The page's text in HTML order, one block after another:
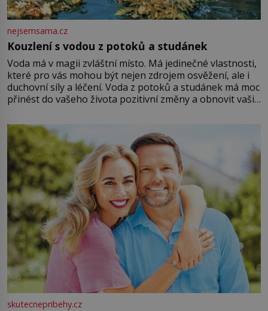
nejsemsama.cz
Kouzlení s vodou z potoků a studánek
Voda má v magii zvláštní místo. Má jedinečné vlastnosti,
které pro vás mohou být nejen zdrojem osvěžení, ale i
duchovní síly a léčení. Voda z potoků a studánek má moc
přinést do vašeho života pozitivní změny a obnovit vaši
můžete obohatit své rituály a přinést do svého života
větší harmonii a klid. Je důležité
skutecnepribehy.cz